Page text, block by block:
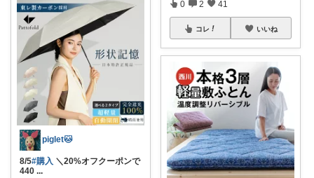
piglet🐱
8/5#購入 ＼20%オフクーポンで
440 ...
0 2 41
コレ いいね